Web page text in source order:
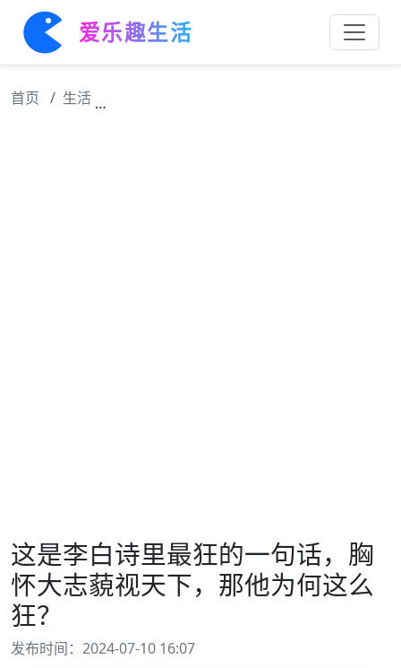
爱乐趣生活
首页 生活
这是李白诗里最狂的一句话，胸
怀大志藐视天下，那他为何这么
狂？
发布时间：2024-07-10 16:07